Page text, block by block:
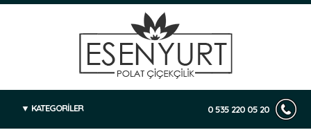
KATEGORİLER 0 535 220 05 20